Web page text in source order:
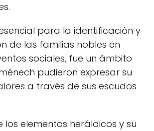
para la identificación y
de las familias nobles en
sociales, fue un ámbito
pudieron expresar su
a través de sus escudos
los elementos heráldicos y su